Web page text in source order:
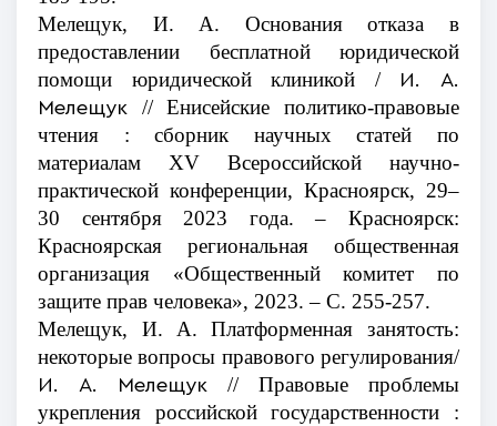
Мелещук, И. А. Основания отказа в
предоставлении бесплатной юридической
помощи юридической клиникой /
И. А.
Мелещук
// Енисейские политико-правовые
чтения : сборник научных статей по
материалам XV Всероссийской научно-
практической конференции, Красноярск, 29–
30 сентября 2023 года. – Красноярск:
Красноярская региональная общественная
организация «Общественный комитет по
защите прав человека», 2023. – С. 255-257.
Мелещук, И. А. Платформенная занятость:
некоторые вопросы правового регулирования/
И. А. Мелещук
// Правовые проблемы
укрепления российской государственности :